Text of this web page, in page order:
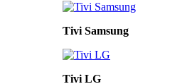
Tivi Samsung
Tivi LG